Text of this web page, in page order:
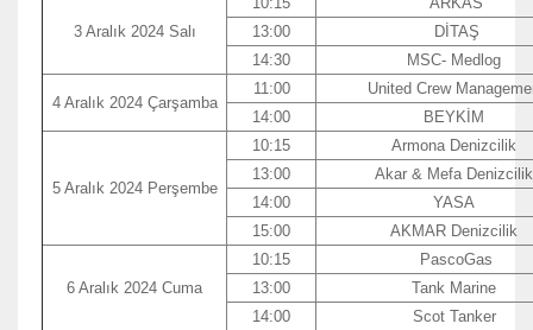
3 Aralık 2024 Salı
13:00
DİTAŞ
14:30
MSC- Medlog
4 Aralık 2024 Çarşamba
11:00
United Crew
14:00
BEYKİM
5 Aralık 2024 Perşembe
10:15
Armona Denizcilik
13:00
Akar & Mefa
14:00
YASA
15:00
AKMAR Denizcilik
6 Aralık 2024 Cuma
10:15
PascoGas
13:00
Tank Marine
14:00
Scot Tanker